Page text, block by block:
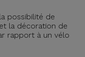
possibilité de
la décoration de
rapport à un vélo